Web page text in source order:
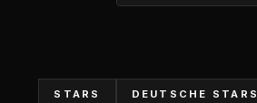
STARS DEUTSCHE STARS